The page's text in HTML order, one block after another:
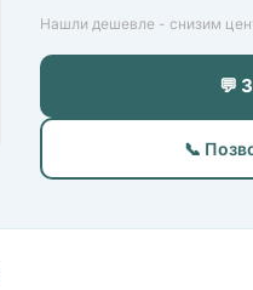
Нашли дешевле - снизим
💬
📞